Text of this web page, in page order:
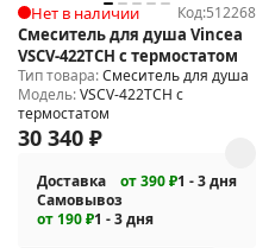
Нет в наличии Код:512268
Смеситель для душа Vincea
VSCV-422TCH с термостатом
Тип товара:Смеситель для душа
Модель:VSCV-422TCH с
термостатом
30 340 ₽
Доставка от 390 ₽1 - 3 дня
Самовывоз
от 190 ₽1 - 3 дня